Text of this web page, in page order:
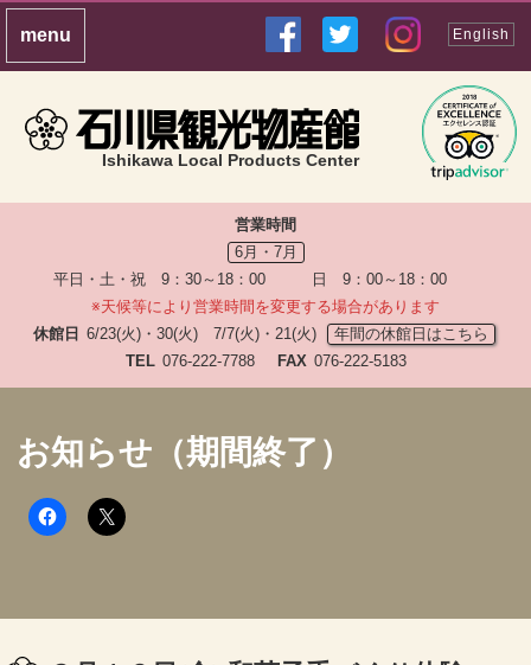
Ishikawa Local Products Center
English
営業時間
6月・7月
平日・土・祝 9：30～18：00 日 9：00～18：00
※天候等により営業時間を変更する場合があります
休館日 6/23(火)・30(火) 7/7(火)・21(火)
年間の休館日はこちら
TEL 076-222-7788 FAX 076-222-5183
お知らせ（期間終了）